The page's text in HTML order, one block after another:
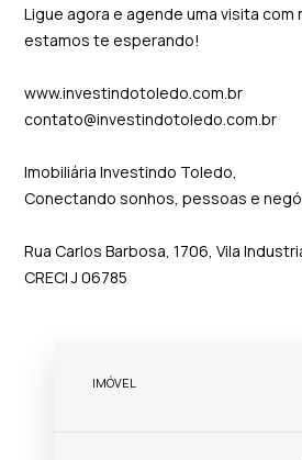
Ligue agora e agende uma visita
estamos te esperando!
www.investindotoledo.com.br
contato@investindotoledo.com.br
Imobiliária Investindo Toledo,
Conectando sonhos, pessoas e
Rua Carlos Barbosa, 1706, Vila
CRECI J 06785
IMÓVEL